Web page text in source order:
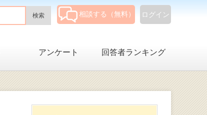
ログイン
相談する（無料）
アンケート 回答者ランキング